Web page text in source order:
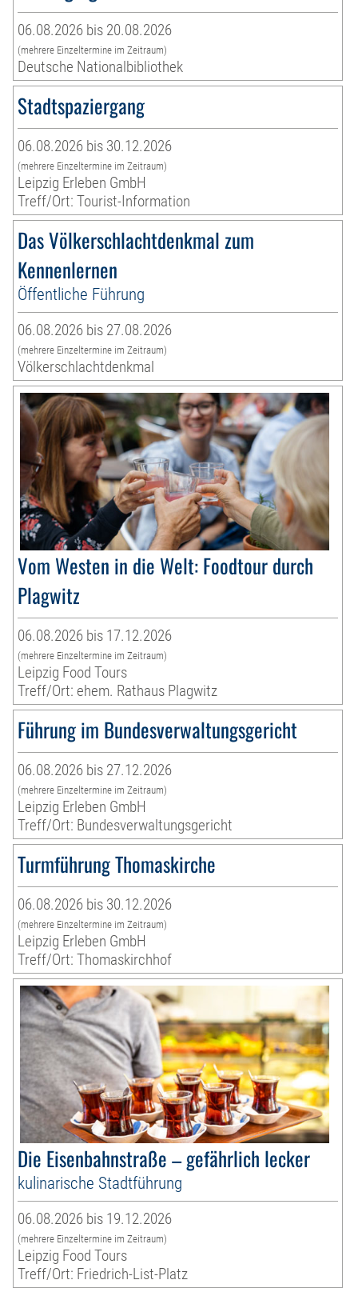
06.08.2026 bis 20.08.2026
(mehrere Einzeltermine im Zeitraum)
Deutsche Nationalbibliothek
Stadtspaziergang
06.08.2026 bis 30.12.2026
(mehrere Einzeltermine im Zeitraum)
Leipzig Erleben GmbH
Treff/Ort: Tourist-Information
Das Völkerschlachtdenkmal zum
Kennenlernen
Öffentliche Führung
06.08.2026 bis 27.08.2026
(mehrere Einzeltermine im Zeitraum)
Völkerschlachtdenkmal
Vom Westen in die Welt: Foodtour durch
Plagwitz
06.08.2026 bis 17.12.2026
(mehrere Einzeltermine im Zeitraum)
Leipzig Food Tours
Treff/Ort: ehem. Rathaus Plagwitz
Führung im Bundesverwaltungsgericht
06.08.2026 bis 27.12.2026
(mehrere Einzeltermine im Zeitraum)
Leipzig Erleben GmbH
Treff/Ort: Bundesverwaltungsgericht
Turmführung Thomaskirche
06.08.2026 bis 30.12.2026
(mehrere Einzeltermine im Zeitraum)
Leipzig Erleben GmbH
Treff/Ort: Thomaskirchhof
Die Eisenbahnstraße – gefährlich lecker
kulinarische Stadtführung
06.08.2026 bis 19.12.2026
(mehrere Einzeltermine im Zeitraum)
Leipzig Food Tours
Treff/Ort: Friedrich-List-Platz